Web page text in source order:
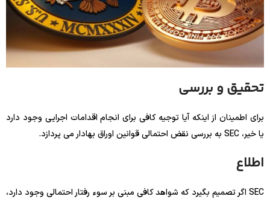
تحقیق و بررسی
برای اطمینان از اینکه آیا توجیه کافی برای انجام اقدامات اجرایی وجود دارد
یا خیر، SEC به بررسی نقض احتمالی قوانین اوراق بهادار می پردازد.
اطلاع
SEC اگر تصمیم بگیرد که شواهد کافی مبنی بر سوء رفتار احتمالی وجود دارد،